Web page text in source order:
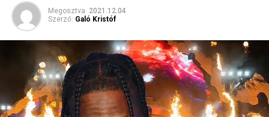
Megosztva 2021.12.04
Szerző: Galó Kristóf